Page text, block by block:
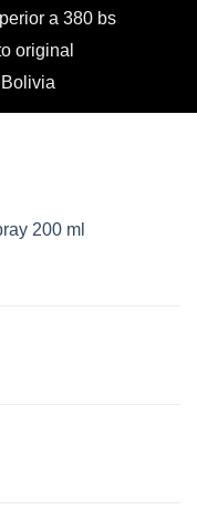
a 380 bs
original
200 ml